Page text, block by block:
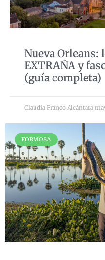
Nueva Orleans:
EXTRAÑA y
(guía completa)
Claudia Franco Alcántara
FORMOSA